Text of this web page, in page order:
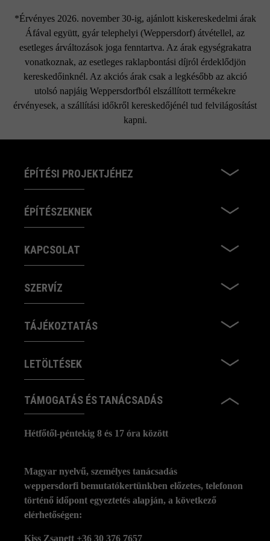
*Érvényes 2026. november 30-ig, ajánlott kiskereskedelmi árak
Áfával együtt, gyár telephelyi (Weppersdorf) átvétellel, az
esetleges árváltozások joga fenntartva. Az árak egységrakatra
vonatkoznak, az esetleges raklapbontási díjról érdeklődjön
kereskedőinknél. Az akciós árak csak a legkésőbb az akció
utolsó napjáig Weppersdorfból elszállított termékekre
érvényesek, a szállítási időkről kereskedőjénél tud felvilágosítást
kapni.
ÉPÍTÉSI PROJEKTJÉHEZ
ÉPÍTÉSZEKNEK
KAPCSOLAT
SZERVÍZ
TÁJÉKOZTATÁS
LETÖLTÉSEK
TÁMOGATÁS ÉS TANÁCSADÁS
Hétfőtől-péntekig 8 és 17 óra között
Magyar nyelvű, személyes tanácsadás
weppersdorfi bemutatókertünkben előzetes, telefonon
történő időpont egyeztetés alapján, a következő
elérhetőségen:
Kiss Zsanett +36 30 376 7657